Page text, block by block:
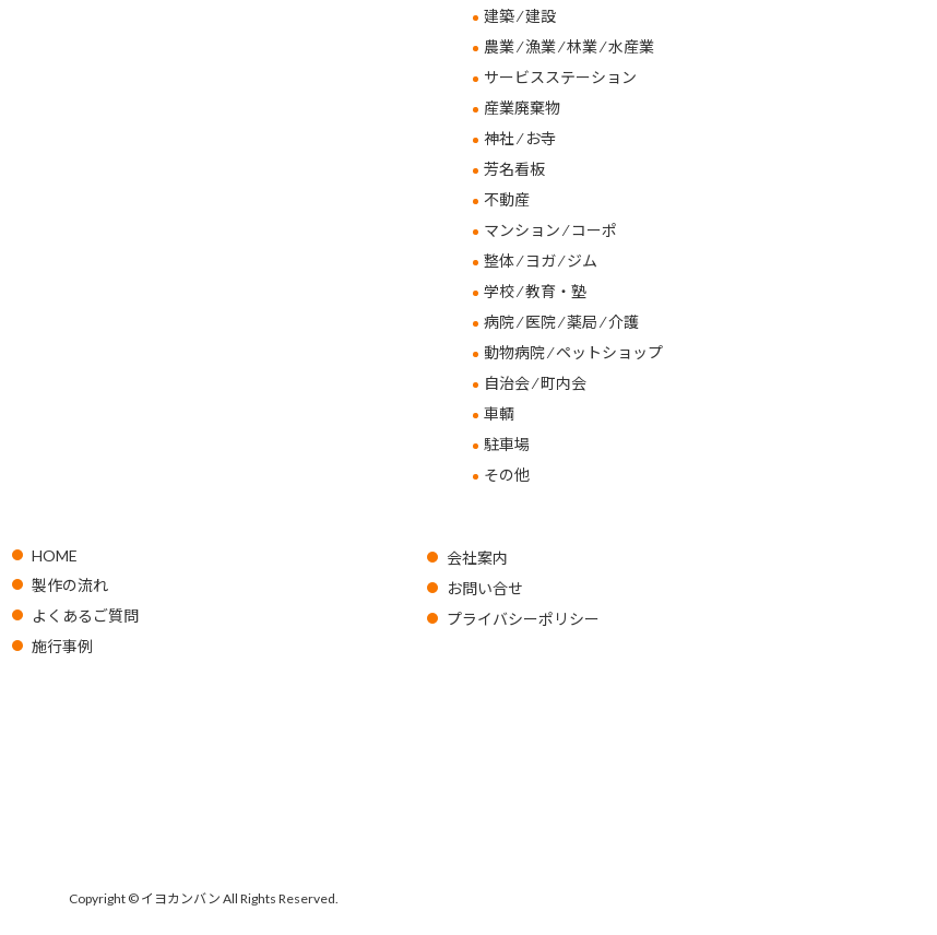
建築 ⁄ 建設
農業 ⁄ 漁業 ⁄ 林業 ⁄ 水産業
サービスステーション
産業廃棄物
神社 ⁄ お寺
芳名看板
不動産
マンション ⁄ コーポ
整体 ⁄ ヨガ ⁄ ジム
学校 ⁄ 教育・塾
病院 ⁄ 医院 ⁄ 薬局 ⁄ 介護
動物病院 ⁄ ペットショップ
自治会 ⁄ 町内会
車輌
駐車場
その他
HOME
製作の流れ
よくあるご質問
施行事例
会社案内
お問い合せ
プライバシーポリシー
Copyright © イヨカンバン All Rights Reserved.